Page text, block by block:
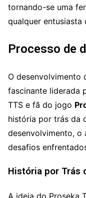
tornando-se uma
qualquer entusiasta
Processo de
O desenvolvimento
fascinante liderada
TTS e fã do jogo
história por trás da
desenvolvimento, o
desafios
História por Trás